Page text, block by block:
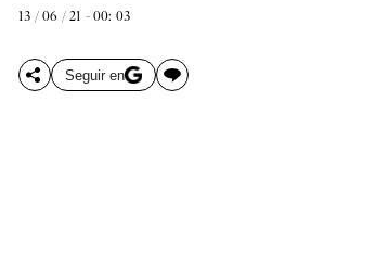
13 / 06 / 21 - 00: 03
Seguir en